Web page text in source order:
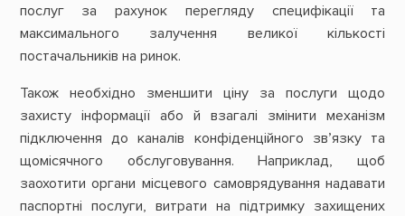
послуг за рахунок перегляду специфікації та
максимального залучення великої кількості
постачальників на ринок.
Також необхідно зменшити ціну за послуги щодо
захисту інформації або й взагалі змінити механізм
підключення до каналів конфіденційного зв’язку та
щомісячного обслуговування. Наприклад, щоб
заохотити органи місцевого самоврядування надавати
паспортні послуги, витрати на підтримку захищених